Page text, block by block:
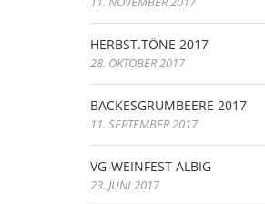
HERBST.TÖNE 2017
28. OKTOBER 2017
BACKESGRUMBEERE 2017
11. SEPTEMBER 2017
VG-WEINFEST ALBIG
23. JUNI 2017